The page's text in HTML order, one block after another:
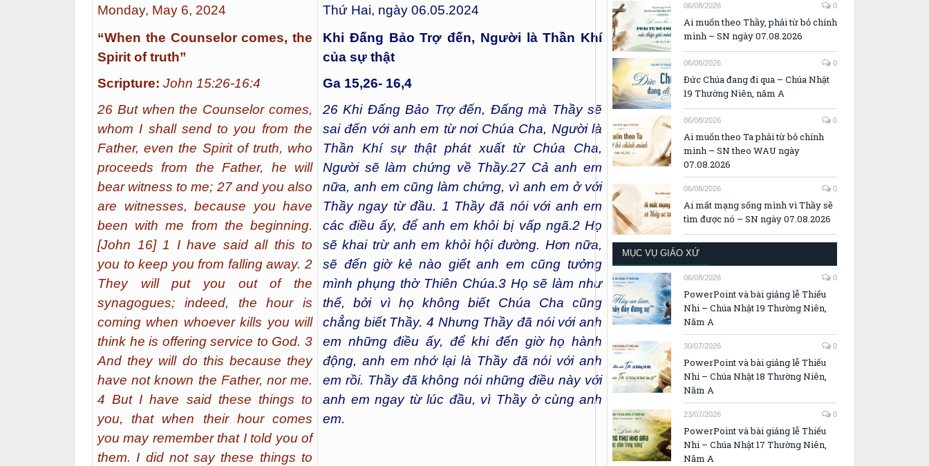
Monday, May 6, 2024
“When the Counselor comes, the
Spirit of truth”
Scripture: John 15:26-16:4
26 But when the Counselor comes,
whom I shall send to you from the
Father, even the Spirit of truth, who
proceeds from the Father, he will
bear witness to me; 27 and you also
are witnesses, because you have
been with me from the beginning.
[John 16] 1 I have said all this to
you to keep you from falling away. 2
They will put you out of the
synagogues; indeed, the hour is
coming when whoever kills you will
think he is offering service to God. 3
And they will do this because they
have not known the Father, nor me.
4 But I have said these things to
you, that when their hour comes
you may remember that I told you of
them. I did not say these things to
Thứ Hai, ngày 06.05.2024
Khi Đấng Bảo Trợ đến, Người là Thần Khí
của sự thật
Ga 15,26- 16,4
26 Khi Đấng Bảo Trợ đến, Đấng mà Thầy sẽ
sai đến với anh em từ nơi Chúa Cha, Người là
Thần Khí sự thật phát xuất từ Chúa Cha,
Người sẽ làm chứng về Thầy.27 Cả anh em
nữa, anh em cũng làm chứng, vì anh em ở với
Thầy ngay từ đầu. 1 Thầy đã nói với anh em
các điều ấy, để anh em khỏi bị vấp ngã.2Họ
sẽ khai trừ anh em khỏi hội đường. Hơn nữa,
sẽ đến giờ kẻ nào giết anh em cũng tưởng
mình phụng thờ Thiên Chúa.3 Họ sẽ làm như
thế, bởi vì họ không biết Chúa Cha cũng
chẳng biết Thầy. 4 Nhưng Thầy đã nói với anh
em những điều ấy, để khi đến giờ họ hành
động, anh em nhớ lại là Thầy đã nói với anh
em rồi. Thầy đã không nói những điều này với
anh em ngay từ lúc đầu, vì Thầy ở cùng anh
em.
06/08/2026 0
Ai muốn theo Thầy, phải từ bỏ chính
mình – SN ngày 07.08.2026
06/08/2026 0
Đức Chúa đang đi qua – Chúa Nhật
19 Thường Niên, năm A
06/08/2026 0
Ai muốn theo Ta phải từ bỏ chính
mình – SN theo WAU ngày
07.08.2026
06/08/2026 0
Ai mất mạng sống mình vì Thầy sẽ
tìm được nó – SN ngày 07.08.2026
MỤC VỤ GIÁO XỨ
06/08/2026 0
PowerPoint và bài giảng lễ Thiếu
Nhi – Chúa Nhật 19 Thường Niên,
Năm A
30/07/2026 0
PowerPoint và bài giảng lễ Thiếu
Nhi – Chúa Nhật 18 Thường Niên,
Năm A
23/07/2026 0
PowerPoint và bài giảng lễ Thiếu
Nhi – Chúa Nhật 17 Thường Niên,
Năm A